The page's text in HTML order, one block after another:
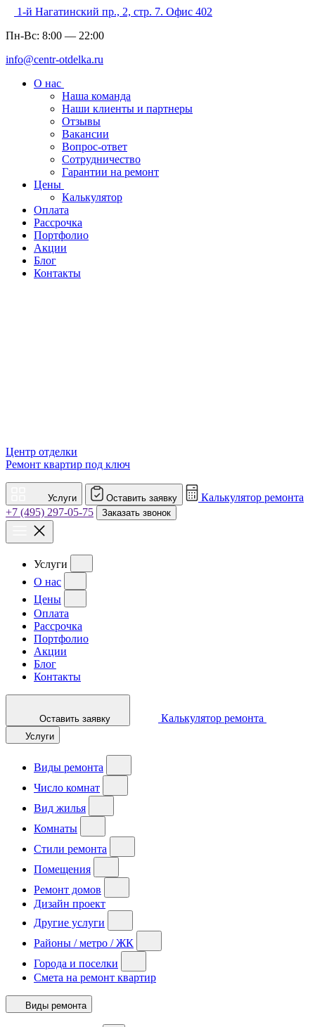
1-й Нагатинский пр., 2, стр. 7. Офис 402
Пн-Вс: 8:00 — 22:00
info@centr-otdelka.ru
О нас
Наша команда
Наши клиенты и партнеры
Отзывы
Вакансии
Вопрос-ответ
Сотрудничество
Гарантии на ремонт
Цены
Калькулятор
Оплата
Рассрочка
Портфолио
Акции
Блог
Контакты
Центр отделки
Ремонт квартир под ключ
Услуги Оставить заявку
Калькулятор ремонта
+7 (495) 297-05-75
Заказать звонок
Услуги
О нас
Цены
Оплата
Рассрочка
Портфолио
Акции
Блог
Контакты
Оставить заявку Калькулятор ремонта
Услуги
Виды ремонта
Число комнат
Вид жилья
Комнаты
Стили ремонта
Помещения
Ремонт домов
Дизайн проект
Другие услуги
Районы / метро / ЖК
Города и поселки
Смета на ремонт квартир
Виды ремонта